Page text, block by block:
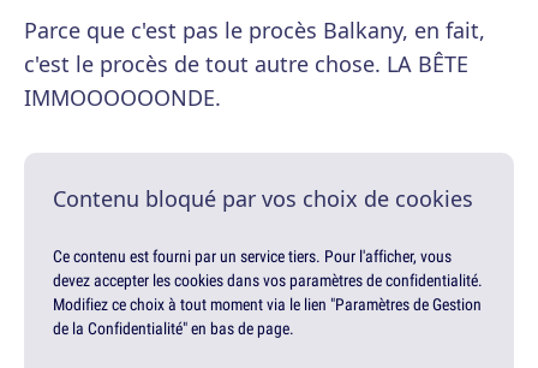
Parce que c'est pas le procès Balkany, en fait,
c'est le procès de tout autre chose. LA BÊTE
IMMOOOOOONDE.
Contenu bloqué par vos choix de cookies
Ce contenu est fourni par un service tiers. Pour l'afficher, vous
devez accepter les cookies dans vos paramètres de confidentialité.
Modifiez ce choix à tout moment via le lien "Paramètres de Gestion
de la Confidentialité" en bas de page.